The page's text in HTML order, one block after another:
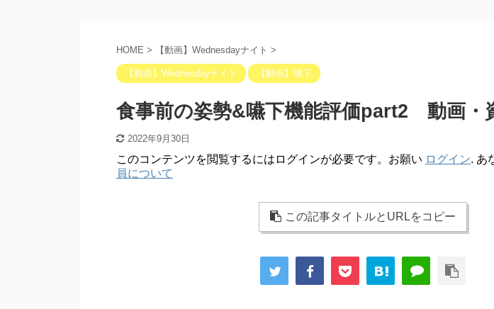
HOME > 【動画】Wednesdayナイト >
【動画】Wednesdayナイト 【動画】嚥下
食事前の姿勢&嚥下機能評価part2 動画・
2022年9月30日
このコンテンツを閲覧するにはログインが必要です。お願い ログイン. あ
員について
この記事タイトルとURLをコピー